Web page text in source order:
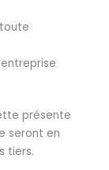
présente
seront en
tiers.